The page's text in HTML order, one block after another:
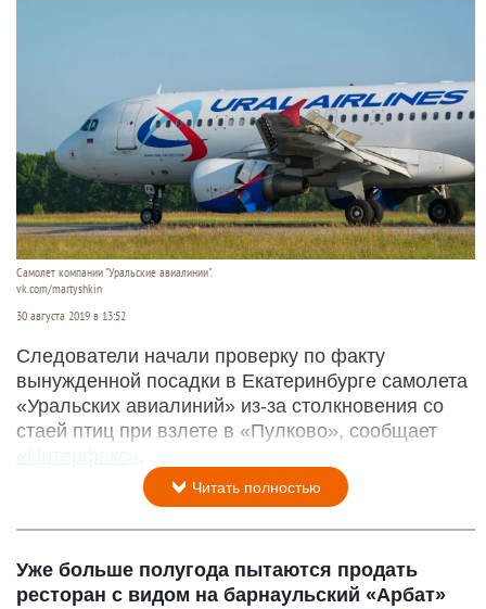
Самолет компании "Уральские авиалинии".
vk.com/martyshkin
30 августа 2019 в 13:52
Следователи начали проверку по факту
вынужденной посадки в Екатеринбурге самолета
«Уральских авиалиний» из-за столкновения со
стаей птиц при взлете в «Пулково», сообщает
«Интерфакс»
Читать полностью
Уже больше полугода пытаются продать
ресторан с видом на барнаульский «Арбат»